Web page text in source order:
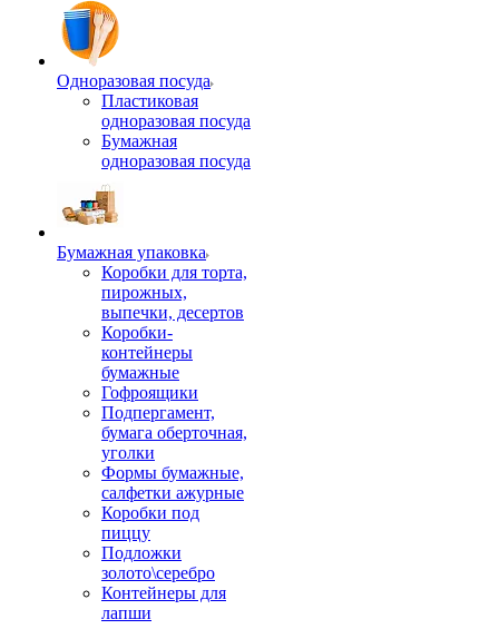
Одноразовая посуда
Пластиковая
одноразовая посуда
Бумажная
одноразовая посуда
Бумажная упаковка
Коробки для торта,
пирожных,
выпечки, десертов
Коробки-
контейнеры
бумажные
Гофроящики
Подпергамент,
бумага оберточная,
уголки
Формы бумажные,
салфетки ажурные
Коробки под
пиццу
Подложки
золото\серебро
Контейнеры для
лапши